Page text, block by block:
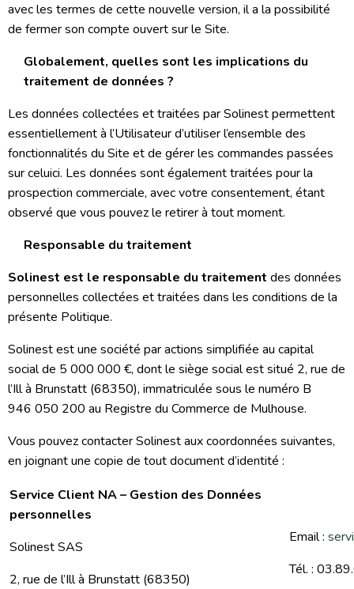
avec les termes de cette nouvelle version, il a la possibilité
de fermer son compte ouvert sur le Site.
Globalement, quelles sont les implications du
traitement de données ?
Les données collectées et traitées par Solinest permettent
essentiellement à l’Utilisateur d’utiliser l’ensemble des
fonctionnalités du Site et de gérer les commandes passées
sur celuici. Les données sont également traitées pour la
prospection commerciale, avec votre consentement, étant
observé que vous pouvez le retirer à tout moment.
Responsable du traitement
Solinest est le responsable du traitement des données
personnelles collectées et traitées dans les conditions de la
présente Politique.
Solinest est une société par actions simplifiée au capital
social de 5 000 000 €, dont le siège social est situé 2, rue de
l’Ill à Brunstatt (68350), immatriculée sous le numéro B
946 050 200 au Registre du Commerce de Mulhouse.
Vous pouvez contacter Solinest aux coordonnées suivantes,
en joignant une copie de tout document d’identité :
Service Client NA – Gestion des Données
personnelles
Solinest SAS
2, rue de l’Ill à Brunstatt (68350)
Email :
Tél. :